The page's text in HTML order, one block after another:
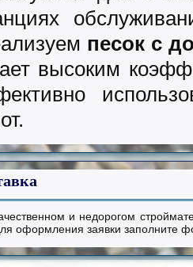
песок с
высоким
и недорогом
оформления заявки заполните